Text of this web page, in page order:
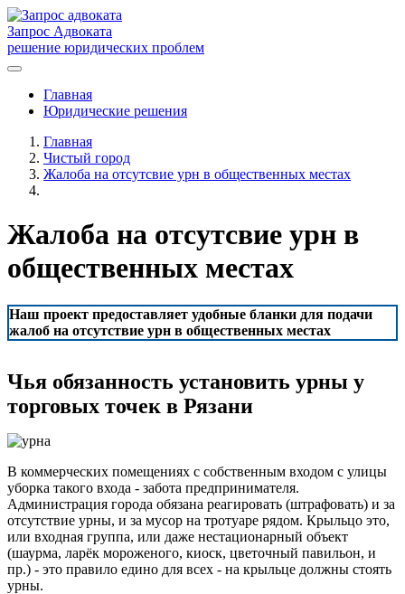
Запрос Адвоката
решение юридических проблем
Главная
Юридические решения
Главная
Чистый город
Жалоба на отсутсвие урн в общественных местах
Жалоба на отсутсвие урн в
общественных местах
Наш проект предоставляет удобные бланки для подачи
жалоб на отсутствие урн в общественных местах
Чья обязанность установить урны у
торговых точек в Рязани
В коммерческих помещениях с собственным входом с улицы
уборка такого входа - забота предпринимателя.
Администрация города обязана реагировать (штрафовать) и за
отсутствие урны, и за мусор на тротуаре рядом. Крыльцо это,
или входная группа, или даже нестационарный объект
(шаурма, ларёк мороженого, киоск, цветочный павильон, и
пр.) - это правило едино для всех - на крыльце должны стоять
урны.